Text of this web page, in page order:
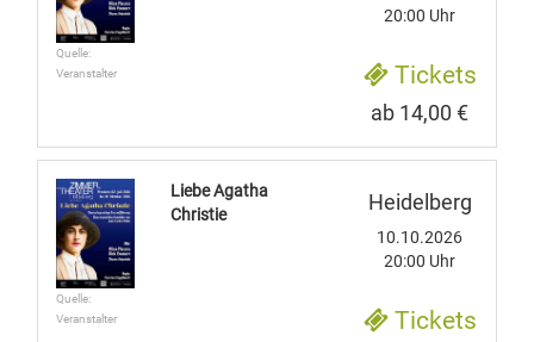
Quelle:
Veranstalter
20:00 Uhr
Tickets
ab 14,00 €
Quelle:
Veranstalter
Liebe Agatha
Christie
Heidelberg
10.10.2026
20:00 Uhr
Tickets